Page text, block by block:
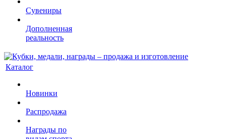
Сувениры
Дополненная
реальность
Каталог
Новинки
Распродажа
Награды по